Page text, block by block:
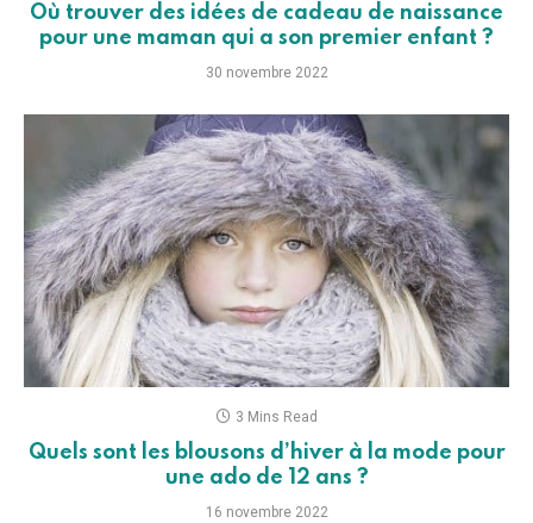
Où trouver des idées de cadeau de naissance
pour une maman qui a son premier enfant ?
30 novembre 2022
3 Mins Read
Quels sont les blousons d’hiver à la mode pour
une ado de 12 ans ?
16 novembre 2022